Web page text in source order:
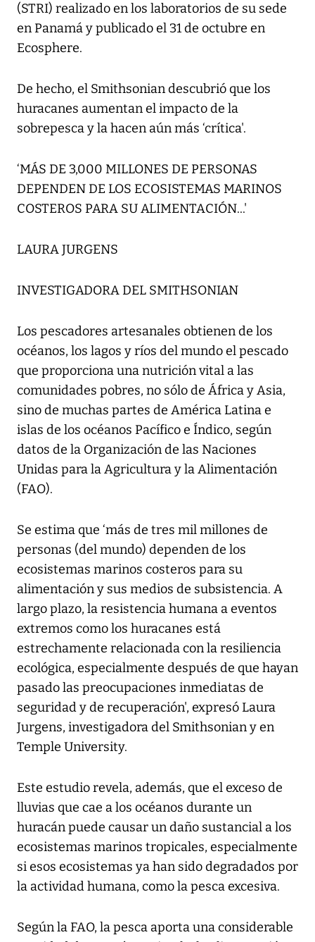
(STRI) realizado en los laboratorios de su sede
en Panamá y publicado el 31 de octubre en
Ecosphere.
De hecho, el Smithsonian descubrió que los
huracanes aumentan el impacto de la
sobrepesca y la hacen aún más ‘crítica'.
‘MÁS DE 3,000 MILLONES DE PERSONAS
DEPENDEN DE LOS ECOSISTEMAS MARINOS
COSTEROS PARA SU ALIMENTACIÓN...'
LAURA JURGENS
INVESTIGADORA DEL SMITHSONIAN
Los pescadores artesanales obtienen de los
océanos, los lagos y ríos del mundo el pescado
que proporciona una nutrición vital a las
comunidades pobres, no sólo de África y Asia,
sino de muchas partes de América Latina e
islas de los océanos Pacífico e Índico, según
datos de la Organización de las Naciones
Unidas para la Agricultura y la Alimentación
(FAO).
Se estima que ‘más de tres mil millones de
personas (del mundo) dependen de los
ecosistemas marinos costeros para su
alimentación y sus medios de subsistencia. A
largo plazo, la resistencia humana a eventos
extremos como los huracanes está
estrechamente relacionada con la resiliencia
ecológica, especialmente después de que hayan
pasado las preocupaciones inmediatas de
seguridad y de recuperación', expresó Laura
Jurgens, investigadora del Smithsonian y en
Temple University.
Este estudio revela, además, que el exceso de
lluvias que cae a los océanos durante un
huracán puede causar un daño sustancial a los
ecosistemas marinos tropicales, especialmente
si esos ecosistemas ya han sido degradados por
la actividad humana, como la pesca excesiva.
Según la FAO, la pesca aporta una considerable